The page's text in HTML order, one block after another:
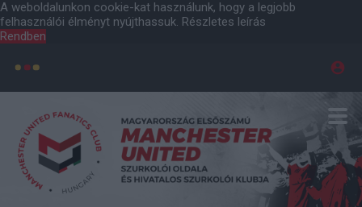
A weboldalunkon cookie-kat használunk, hogy a legjobb
felhasználói élményt nyújthassuk. Részletes leírás
Rendben